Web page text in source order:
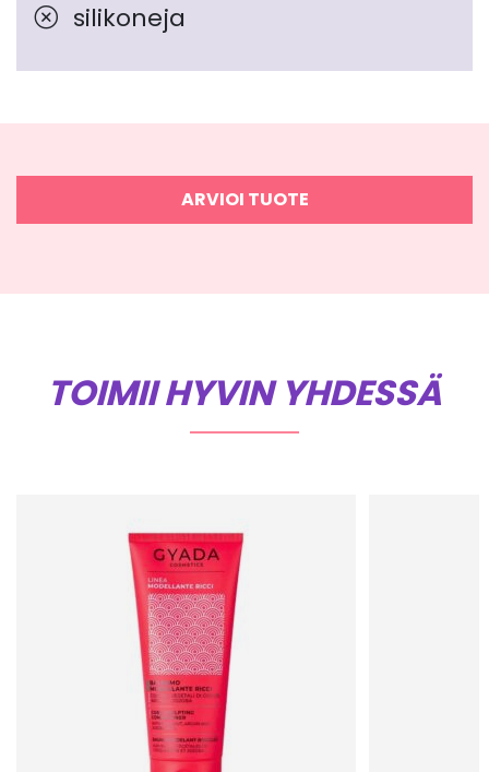
silikoneja
ARVIOI TUOTE
TOIMII HYVIN YHDESSÄ